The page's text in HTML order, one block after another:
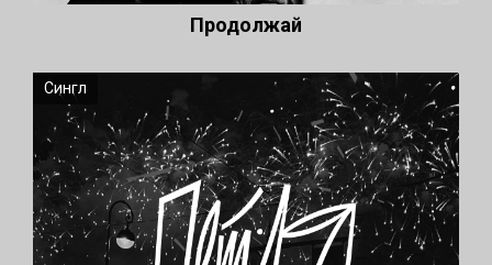
Продолжай
Сингл